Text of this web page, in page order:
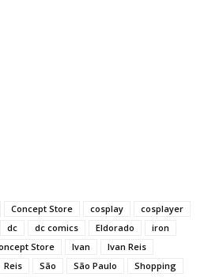
Concept Store cosplay
cosplayer
dc dc comics Eldorado
iron
Store Ivan
Ivan Reis
Reis São São Paulo
Shopping